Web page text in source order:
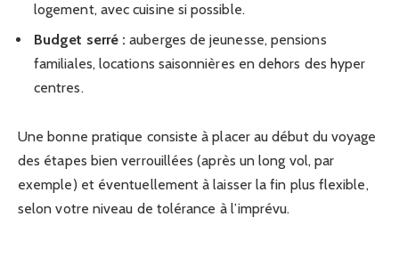
logement, avec cuisine si possible.
Budget serré : auberges de jeunesse, pensions
familiales, locations saisonnières en dehors des hyper
centres.
Une bonne pratique consiste à placer au début du voyage
des étapes bien verrouillées (après un long vol, par
exemple) et éventuellement à laisser la fin plus flexible,
selon votre niveau de tolérance à l’imprévu.